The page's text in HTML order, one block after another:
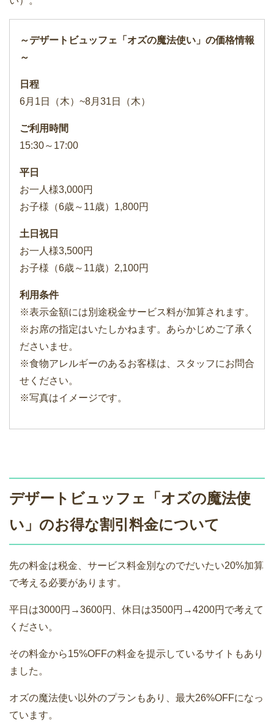
～デザートビュッフェ「オズの魔法使い」の価格情報
～
日程
6月1日（木）~8月31日（木）
ご利用時間
15:30～17:00
平日
お一人様3,000円
お子様（6歳～11歳）1,800円
土日祝日
お一人様3,500円
お子様（6歳～11歳）2,100円
利用条件
※表示金額には別途税金サービス料が加算されます。
※お席の指定はいたしかねます。あらかじめご了承く
ださいませ。
※食物アレルギーのあるお客様は、スタッフにお問合
せください。
※写真はイメージです。
デザートビュッフェ「オズの魔法使
い」のお得な割引料金について
先の料金は税金、サービス料金別なのでだいたい20%加算
で考える必要があります。
平日は3000円→3600円、休日は3500円→4200円で考えて
ください。
その料金から15%OFFの料金を提示しているサイトもあり
ました。
オズの魔法使い以外のプランもあり、最大26%OFFになっ
ています。